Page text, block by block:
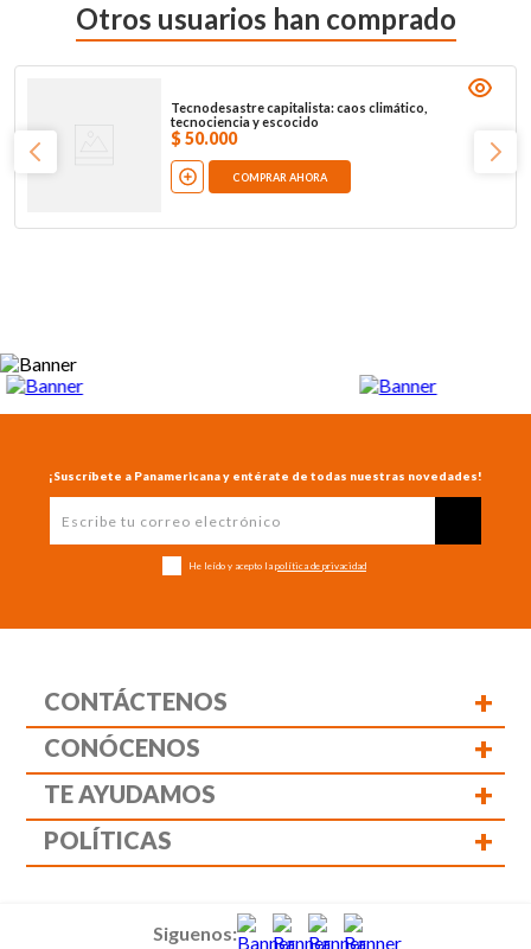
Otros usuarios han comprado
Tecnodesastre capitalista: caos climático,
tecnociencia y escocido
$ 50.000
COMPRAR AHORA
¡Suscríbete a Panamericana y entérate de todas nuestras novedades!
He leído y acepto la política de privacidad
CONTÁCTENOS +
CONÓCENOS +
TE AYUDAMOS +
POLÍTICAS +
Siguenos: